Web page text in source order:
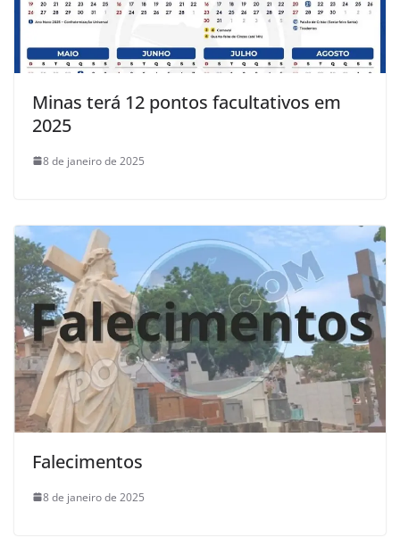
Minas terá 12 pontos facultativos em
2025
8 de janeiro de 2025
Falecimentos
8 de janeiro de 2025